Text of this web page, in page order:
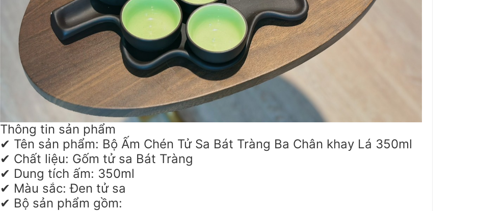
Thông tin sản phẩm
✔ Tên sản phẩm: Bộ Ấm Chén Tử Sa Bát Tràng Ba Chân khay Lá 350ml
✔ Chất liệu: Gốm tử sa Bát Tràng
✔ Dung tích ấm: 350ml
✔ Màu sắc: Đen tử sa
✔ Bộ sản phẩm gồm: